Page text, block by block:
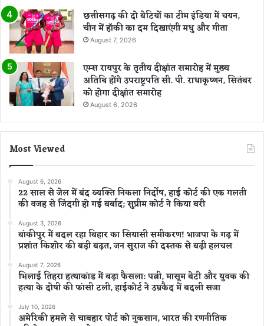
छत्तीसगढ़ की दो बेटियों का टीम इंडिया में चयन,
चीन में हॉकी का दम दिखाएंगी मधु और गीता
August 7, 2026
एम्स रायपुर के तृतीय दीक्षांत समारोह में मुख्य
अतिथि होंगे उपराष्ट्रपति सी. पी. राधाकृष्णन, सितंबर
को होगा दीक्षांत समारोह
August 6, 2026
Most Viewed
August 6, 2026
22 साल से जेल में बंद व्यक्ति निकला निर्दोष, हाई कोर्ट की एक गलती
की वजह से जिंदगी हो गई बर्बाद; सुप्रीम कोर्ट ने किया बरी
August 3, 2026
बांकीपुर में बदल रहा बिहार का सियासी समीकरण! भाजपा के गढ़ में
प्रशांत किशोर की बड़ी बढ़त, जन सुराज की दस्तक से बढ़ी हलचल
August 7, 2026
भिलाई तिहरा हत्याकांड में बड़ा फैसला: पत्नी, मासूम बेटी और युवक की
हत्या के दोषी की फांसी टली, हाईकोर्ट ने उम्रकैद में बदली सजा
July 10, 2026
अमेरिकी हमले से चाबहार पोर्ट को नुकसान, भारत की रणनीतिक